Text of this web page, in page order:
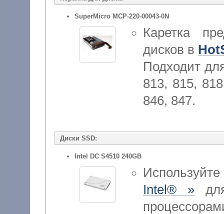
SuperMicro MCP-220-00043-0N
Каретка
дисков в
Подходит
813, 815,
846, 847.
Диски SSD:
Intel DC S4510 240GB
Intel® »для